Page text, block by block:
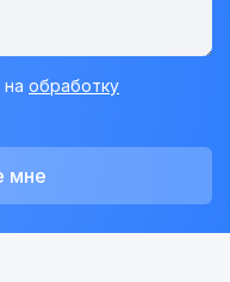
обработку
мне